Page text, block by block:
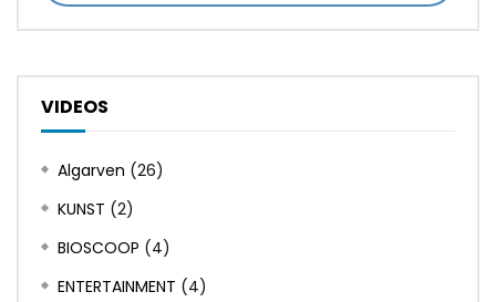
VIDEOS
Algarven (26)
KUNST (2)
BIOSCOOP (4)
ENTERTAINMENT (4)